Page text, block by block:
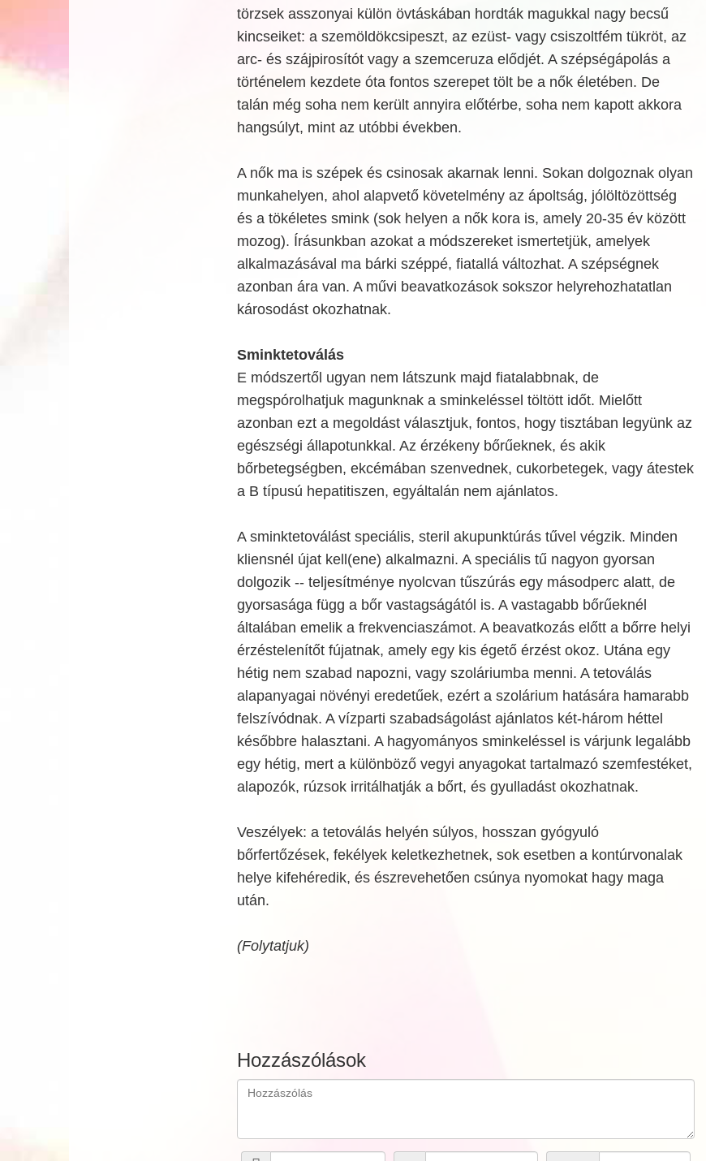
törzsek asszonyai külön övtáskában hordták magukkal nagy becsű
kincseiket: a szemöldökcsipeszt, az ezüst- vagy csiszoltfém tükröt, az
arc- és szájpirosítót vagy a szemceruza elődjét. A szépségápolás a
történelem kezdete óta fontos szerepet tölt be a nők életében. De
talán még soha nem került annyira előtérbe, soha nem kapott akkora
hangsúlyt, mint az utóbbi években.
A nők ma is szépek és csinosak akarnak lenni. Sokan dolgoznak olyan
munkahelyen, ahol alapvető követelmény az ápoltság, jólöltözöttség
és a tökéletes smink (sok helyen a nők kora is, amely 20-35 év között
mozog). Írásunkban azokat a módszereket ismertetjük, amelyek
alkalmazásával ma bárki széppé, fiatallá változhat. A szépségnek
azonban ára van. A művi beavatkozások sokszor helyrehozhatatlan
károsodást okozhatnak.
Sminktetoválás
E módszertől ugyan nem látszunk majd fiatalabbnak, de
megspórolhatjuk magunknak a sminkeléssel töltött időt. Mielőtt
azonban ezt a megoldást választjuk, fontos, hogy tisztában legyünk az
egészségi állapotunkkal. Az érzékeny bőrűeknek, és akik
bőrbetegségben, ekcémában szenvednek, cukorbetegek, vagy átestek
a B típusú hepatitiszen, egyáltalán nem ajánlatos.
A sminktetoválást speciális, steril akupunktúrás tűvel végzik. Minden
kliensnél újat kell(ene) alkalmazni. A speciális tű nagyon gyorsan
dolgozik -- teljesítménye nyolcvan tűszúrás egy másodperc alatt, de
gyorsasága függ a bőr vastagságától is. A vastagabb bőrűeknél
általában emelik a frekvenciaszámot. A beavatkozás előtt a bőrre helyi
érzéstelenítőt fújatnak, amely egy kis égető érzést okoz. Utána egy
hétig nem szabad napozni, vagy szoláriumba menni. A tetoválás
alapanyagai növényi eredetűek, ezért a szolárium hatására hamarabb
felszívódnak. A vízparti szabadságolást ajánlatos két-három héttel
későbbre halasztani. A hagyományos sminkeléssel is várjunk legalább
egy hétig, mert a különböző vegyi anyagokat tartalmazó szemfestéket,
alapozók, rúzsok irritálhatják a bőrt, és gyulladást okozhatnak.
Veszélyek: a tetoválás helyén súlyos, hosszan gyógyuló
bőrfertőzések, fekélyek keletkezhetnek, sok esetben a kontúrvonalak
helye kifehéredik, és észrevehetően csúnya nyomokat hagy maga
után.
(Folytatjuk)
Hozzászólások